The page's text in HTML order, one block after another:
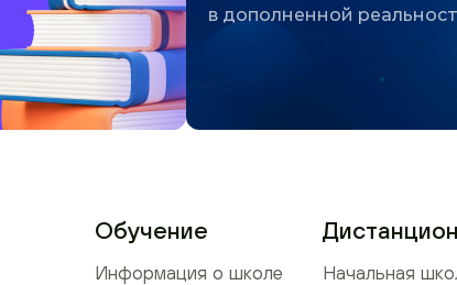
в дополненной
Обучение
Информация о школе
Начальная